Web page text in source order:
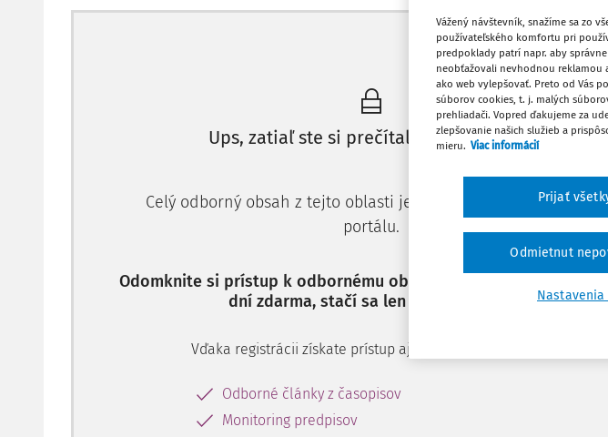
Máte predplatné?
Ups, zatiaľ ste si prečítali len začiatok...
Celý odborný obsah z tejto oblasti je dostupný predplatiteľom
portálu.
Odomknite si prístup k odbornému obsahu a získajte prístup na
dní zdarma, stačí sa len zaregistrovať.
Vďaka registrácii získate prístup aj k vybranému obsahu:
Odborné články z časopisov
Monitoring predpisov
Vážený návštevník, snažíme sa zo
používateľského komfortu pri
predpoklady patrí napr. aby
neobťažovali nevhodnou reklamou
ako web vylepšovať. Preto od Vás
súborov cookies, t. j. malých
prehliadači. Vopred ďakujeme za
zlepšovanie našich služieb a
mieru. Viac informácií
Odmietnut
Prijať